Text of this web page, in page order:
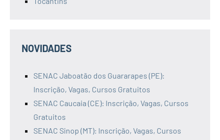
NOVIDADES
SENAC Jaboatão dos Guararapes (PE):
Inscrição, Vagas, Cursos Gratuitos
SENAC Caucaia (CE): Inscrição, Vagas, Cursos
Gratuitos
SENAC Sinop (MT): Inscrição, Vagas, Cursos